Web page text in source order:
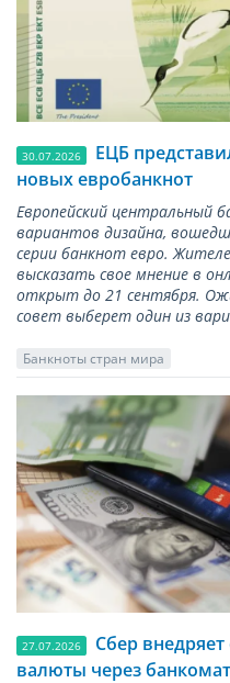
30.07.2026
ЕЦБ
новых евробанкнот
Европейский центральный
вариантов дизайна,
серии банкнот евро.
высказать свое мнение в
открыт до 21 сентября.
совет выберет один из
Банкноты стран мира
27.07.2026
Сбер
валюты через